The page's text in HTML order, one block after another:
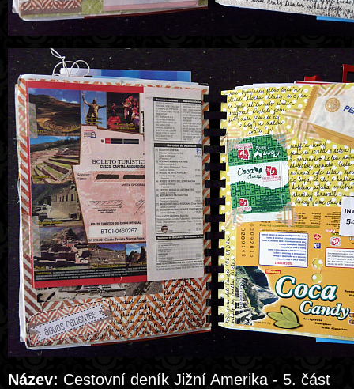
Název: Cestovní deník Jižní Amerika - 5. část